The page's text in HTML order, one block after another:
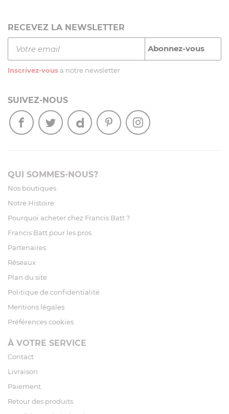
RECEVEZ LA NEWSLETTER
Inscrivez-vous à notre newsletter
SUIVEZ-NOUS
QUI SOMMES-NOUS?
Nos boutiques
Notre Histoire
Pourquoi acheter chez Francis Batt ?
Francis Batt pour les pros
Partenaires
Réseaux
Plan du site
Politique de confidentialité
Mentions légales
Préférences cookies
À VOTRE SERVICE
Contact
Livraison
Paiement
Retour des produits